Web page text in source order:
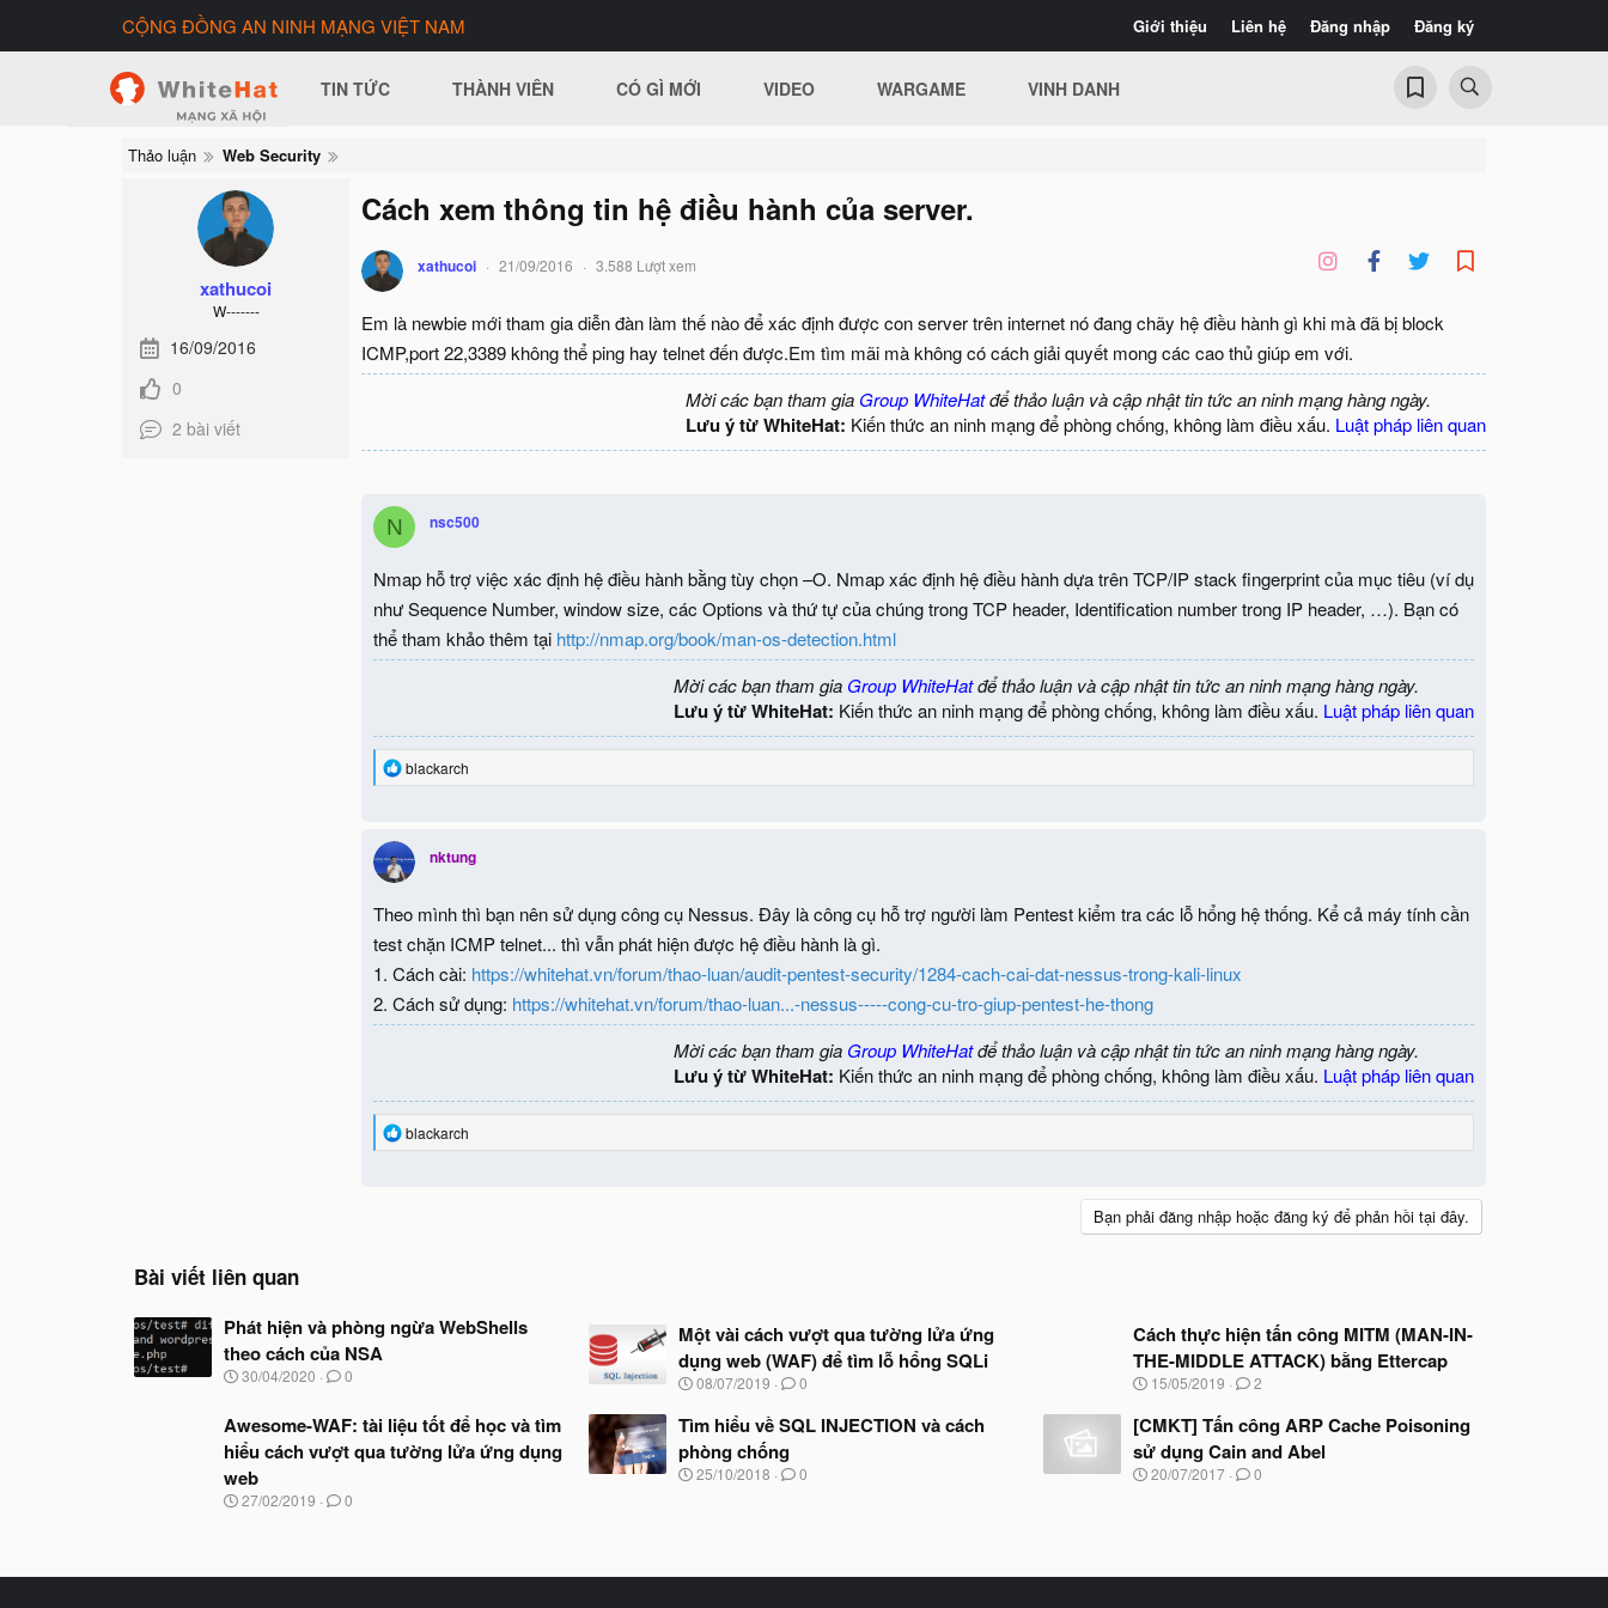
Giới thiệu Liên hệ Đăng nhập Đăng ký
CỘNG ĐỒNG AN NINH MẠNG VIỆT NAM
TIN TỨC THÀNH VIÊN CÓ GÌ MỚI VIDEO WARGAME VINH DANH
Thảo luận Web Security
xathucoi
W-------
16/09/2016
0
2 bài viết
Cách xem thông tin hệ điều hành của server.
xathucoi 21/09/2016 3.588 Lượt xem
Em là newbie mới tham gia diễn đàn làm thế nào để xác định được con server trên internet nó đang chãy hệ điều hành gì khi mà đã bị block
ICMP,port 22,3389 không thể ping hay telnet đến được.Em tìm mãi mà không có cách giải quyết mong các cao thủ giúp em với.
Mời các bạn tham gia Group WhiteHatđể thảo luận và cập nhật tin tức an ninh mạng hàng ngày.
Lưu ý từ WhiteHat: Kiến thức an ninh mạng để phòng chống, không làm điều xấu. Luật pháp liên quan
N nsc500
Nmap hỗ trợ việc xác định hệ điều hành bằng tùy chọn –O. Nmap xác định hệ điều hành dựa trên TCP/IP stack fingerprint của mục tiêu (ví dụ
như Sequence Number, window size, các Options và thứ tự của chúng trong TCP header, Identification number trong IP header, …). Bạn có
thể tham khảo thêm tại http://nmap.org/book/man-os-detection.html
Mời các bạn tham gia Group WhiteHatđể thảo luận và cập nhật tin tức an ninh mạng hàng ngày.
Lưu ý từ WhiteHat: Kiến thức an ninh mạng để phòng chống, không làm điều xấu. Luật pháp liên quan
R
t
i
o
s
blackarch
nktung
Theo mình thì bạn nên sử dụng công cụ Nessus. Đây là công cụ hỗ trợ người làm Pentest kiểm tra các lỗ hổng hệ thống. Kể cả máy tính cần
test chặn ICMP telnet... thì vẫn phát hiện được hệ điều hành là gì.
1. Cách cài: https://whitehat.vn/forum/thao-luan/audit-pentest-security/1284-cach-cai-dat-nessus-trong-kali-linux
2. Cách sử dụng: https://whitehat.vn/forum/thao-luan...-nessus-----cong-cu-tro-giup-pentest-he-thong
Mời các bạn tham gia Group WhiteHatđể thảo luận và cập nhật tin tức an ninh mạng hàng ngày.
Lưu ý từ WhiteHat: Kiến thức an ninh mạng để phòng chống, không làm điều xấu. Luật pháp liên quan
R
blackarch
Bạn phải đăng nhập hoặc đăng ký để phản hồi tại đây.
Bài viết liên quan
Phát hiện và phòng ngừa WebShells
theo cách của NSA
N
y
b
ắ
t
đ
30/04/2020 0
Một vài cách vượt qua tường lửa ứng
dụng web (WAF) để tìm lỗ hổng SQLi
N
à
y
b
ắ
08/07/2019 0
Cách thực hiện tấn công MITM (MAN-IN-
THE-MIDDLE ATTACK) bằng Ettercap
N
à
y
b
ắ
15/05/2019 2
Awesome-WAF: tài liệu tốt để học và tìm
hiểu cách vượt qua tường lửa ứng dụng
web
N
b
27/02/2019 0
Tìm hiểu về SQL INJECTION và cách
phòng chống
N
25/10/2018 0
[CMKT] Tấn công ARP Cache Poisoning
sử dụng Cain and Abel
N
20/07/2017 0